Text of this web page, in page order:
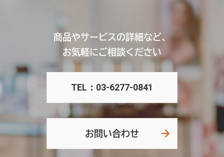
商品やサービスの詳細など、
お気軽にご相談ください
TEL：03-6277-0841
お問い合わせ